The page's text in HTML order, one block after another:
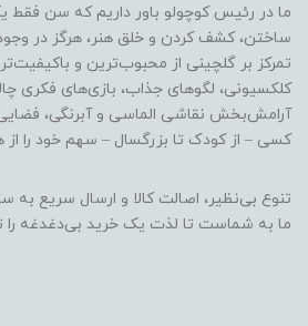
ما در رئیس کوچولو باور داریم که سن
ساختن، کشف کردن و خلق هنر، هرگز در
تمرکز بر گلچینی از محبوب‌ترین و
کلکسیونی، لگوهای جذاب، بازی‌های فکری
آرامش‌بخش نقاشی الماسی و آبرنگی، فضایی
کسی – از کودک تا بزرگسال – سهم خود را از
تنوع بی‌نظیر، اصالت کالا و ارسال سریع به
ما به شماست تا لذت یک خرید بی‌دغدغه را